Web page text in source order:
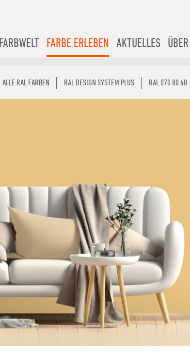
FARBWELT FARBE ERLEBEN AKTUELLES
ALLE RAL FARBEN RAL DESIGN SYSTEM PLUS RAL 070 80 40